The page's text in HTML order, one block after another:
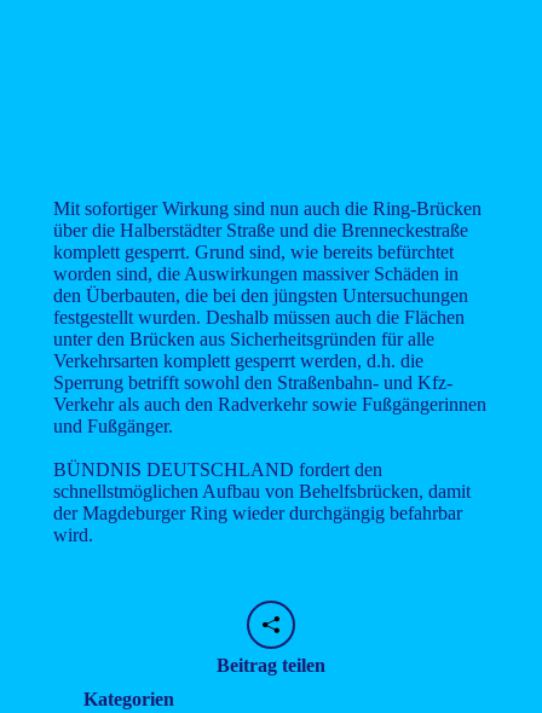
Mit sofortiger Wirkung sind nun auch die Ring-Brücken
über die Halberstädter Straße und die Brenneckestraße
komplett gesperrt. Grund sind, wie bereits befürchtet
worden sind, die Auswirkungen massiver Schäden in
den Überbauten, die bei den jüngsten Untersuchungen
festgestellt wurden. Deshalb müssen auch die Flächen
unter den Brücken aus Sicherheitsgründen für alle
Verkehrsarten komplett gesperrt werden, d.h. die
Sperrung betrifft sowohl den Straßenbahn- und Kfz-
Verkehr als auch den Radverkehr sowie Fußgängerinnen
und Fußgänger.
BÜNDNIS DEUTSCHLAND fordert den
schnellstmöglichen Aufbau von Behelfsbrücken, damit
der Magdeburger Ring wieder durchgängig befahrbar
wird.
Beitrag teilen
Kategorien